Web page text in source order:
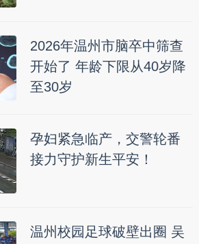
2026年温州市脑卒中筛查
开始了 年龄下限从40岁降
至30岁
孕妇紧急临产，交警轮番
接力守护新生平安！
温州校园足球破壁出圈 吴